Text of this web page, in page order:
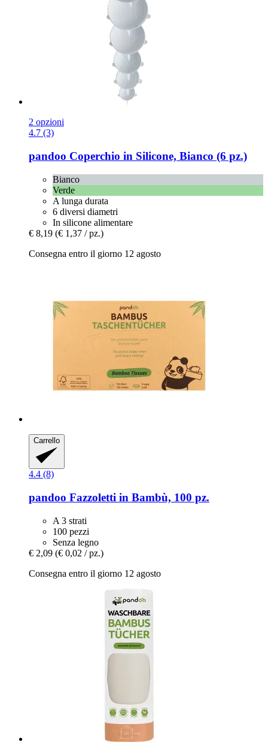
2 opzioni
4.7 (3)
pandoo Coperchio in Silicone, Bianco (6 pz.)
Bianco
Verde
A lunga durata
6 diversi diametri
In silicone alimentare
€ 8,19 (€ 1,37 / pz.)
Consegna entro il giorno 12 agosto
Carrello
4.4 (8)
pandoo Fazzoletti in Bambù, 100 pz.
A 3 strati
100 pezzi
Senza legno
€ 2,09 (€ 0,02 / pz.)
Consegna entro il giorno 12 agosto